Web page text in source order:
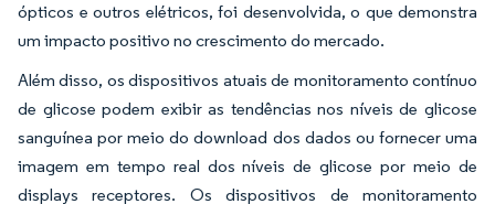
ópticos e outros elétricos, foi desenvolvida, o que demonstra
um impacto positivo no crescimento do mercado.
Além disso, os dispositivos atuais de monitoramento contínuo
de glicose podem exibir as tendências nos níveis de glicose
sanguínea por meio do download dos dados ou fornecer uma
imagem em tempo real dos níveis de glicose por meio de
displays receptores. Os dispositivos de monitoramento